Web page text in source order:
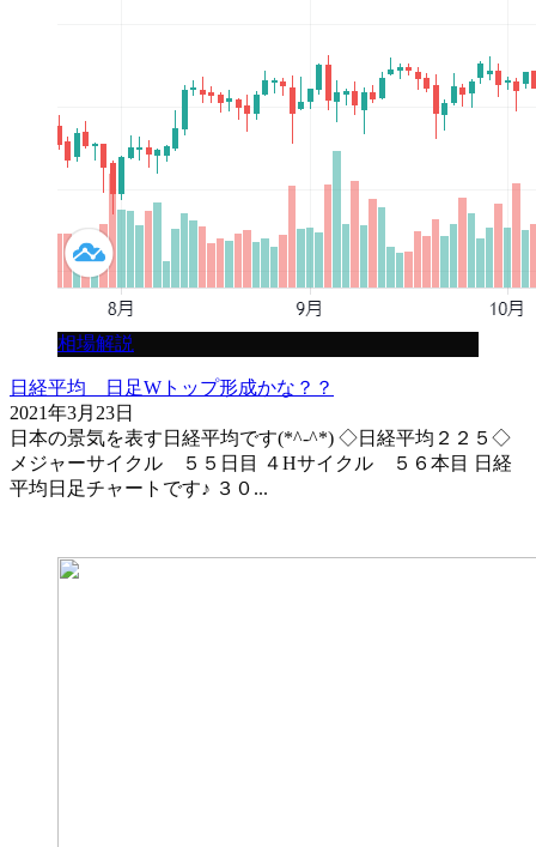
相場解説
日経平均 日足Wトップ形成かな？？
2021年3月23日
日本の景気を表す日経平均です(*^-^*) ◇日経平均２２５◇
メジャーサイクル ５５日目 ４Hサイクル ５６本目 日経
平均日足チャートです♪ ３０...